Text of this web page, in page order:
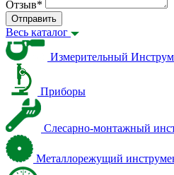
Отзыв*
Отправить
Весь каталог
Измерительный
Приборы
Слесарно-монтажный
Металлорежущий